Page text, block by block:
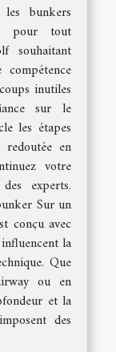
bunkers
pour tout
souhaitant
inutiles
sur le
les étapes
en
votre
experts.
Sur un
conçu avec
la
Que
ou en
et la
des